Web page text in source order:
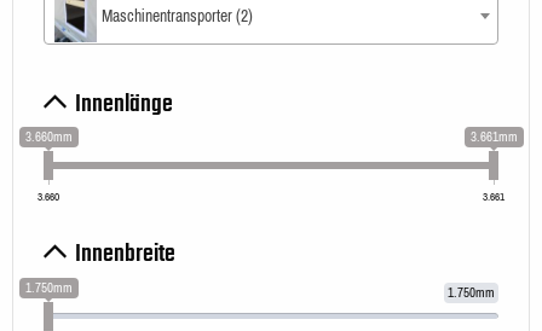
Maschinentransporter (2)
Innenlänge
3.660mm 3.661mm
3.660 3.661
Innenbreite
1.750mm
1.750mm